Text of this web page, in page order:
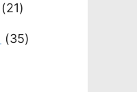
(21)
(35)